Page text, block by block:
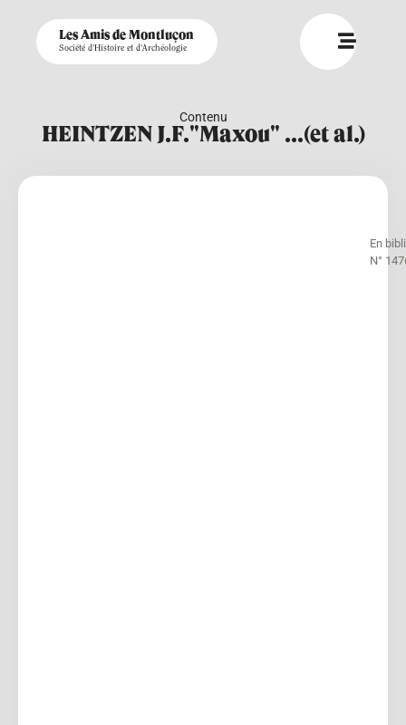
Les Amis de Montluçon
Société d'Histoire et d'Archéologie
Contenu
HEINTZEN J.F."Maxou" ...(et al.)
En
N°